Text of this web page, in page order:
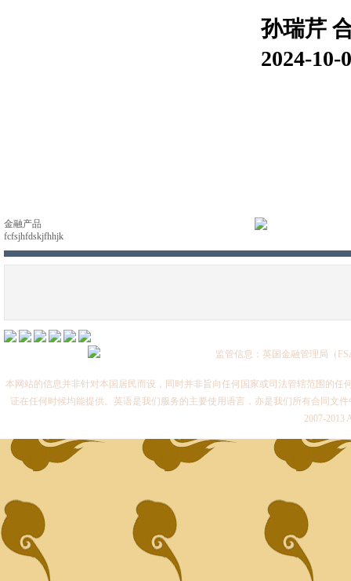
孙瑞芹
2024-10-
金融产品
fcfsjhfdskjfhhjk
监管信息：英国金融管理局（
本网站的信息并非针对本国居民而设，同时并非旨向任何国家或司法管辖范围的
证在任何时候均能提供。英语是我们服务的主要使用语言，亦是我们所有合同文
2007-2013